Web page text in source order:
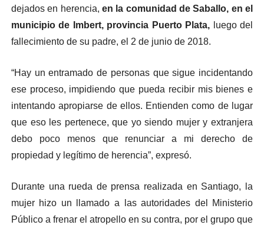
dejados en herencia, en la comunidad de Saballo, en el
municipio de Imbert, provincia Puerto Plata, luego del
fallecimiento de su padre, el 2 de junio de 2018.
“Hay un entramado de personas que sigue incidentando
ese proceso, impidiendo que pueda recibir mis bienes e
intentando apropiarse de ellos. Entienden como de lugar
que eso les pertenece, que yo siendo mujer y extranjera
debo poco menos que renunciar a mi derecho de
propiedad y legítimo de herencia”, expresó.
Durante una rueda de prensa realizada en Santiago, la
mujer hizo un llamado a las autoridades del Ministerio
Público a frenar el atropello en su contra, por el grupo que